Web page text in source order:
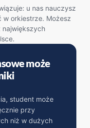
u nas nauczysz
w orkiestrze. Możesz
największych
może
student może
przy
niż w dużych